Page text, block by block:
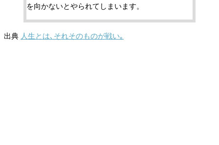
を向かないとやられてしまいます。
出典 人生とは､それそのものが戦い｡